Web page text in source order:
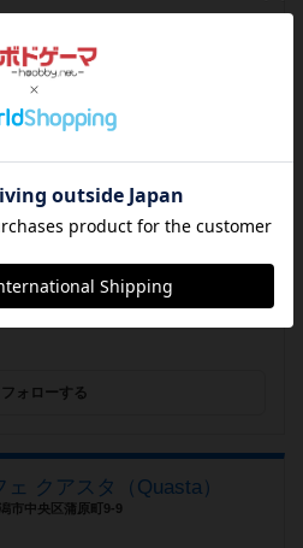
フェ・ボードボード
[NEW] 【スタッフ企画】ゴリラ人狼プレイ会（2020年11月27日 14時27分）
でアクセス抜群!
フォローする
クアスタ（Quasta）
市中央区蒲原町9-9